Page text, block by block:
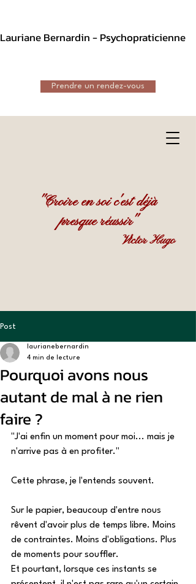
Lauriane Bernardin - Psychopraticienne
Prendre un rendez-vous
"Croire en soi c'est déjà
presque réussir"
Victor Hugo
Post
Pourquoi avons nous
autant de mal à ne rien
faire ?
laurianebernardin
4 min de lecture
"J'ai enfin un moment pour moi... mais je
n'arrive pas à en profiter."
Cette phrase, je l'entends souvent.
Sur le papier, beaucoup d'entre nous
rêvent d'avoir plus de temps libre. Moins
de contraintes. Moins d'obligations. Plus
de moments pour souffler.
Et pourtant, lorsque ces instants se